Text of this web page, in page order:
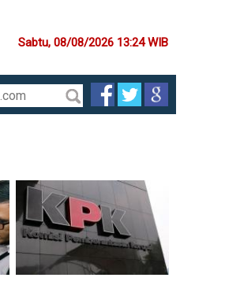
Sabtu, 08/08/2026 13:24 WIB